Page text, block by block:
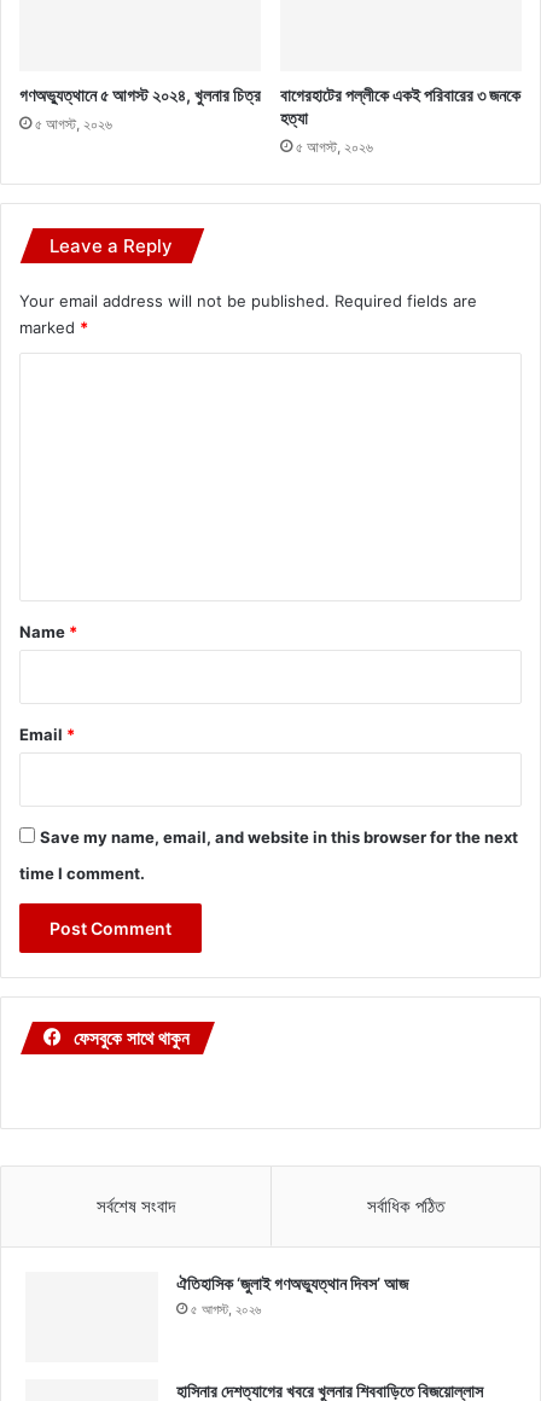
গণঅভ্যুত্থানে ৫ আগস্ট ২০২৪, খুলনার চিত্র
৫ আগস্ট, ২০২৬
বাগেরহাটের পল্লীকে একই পরিবারের ৩ জনকে
হত্যা
৫ আগস্ট, ২০২৬
Leave a Reply
Your email address will not be published. Required fields are
marked *
*
Name *
Email *
Save my name, email, and website in this browser for the next
time I comment.
ফেসবুকে সাথে থাকুন
সর্বশেষ সংবাদ সর্বাধিক পঠিত
ঐতিহাসিক ‘জুলাই গণঅভ্যুত্থান দিবস’ আজ
৫ আগস্ট, ২০২৬
হাসিনার দেশত্যাগের খবরে খুলনার শিববাড়িতে বিজয়োল্লাস